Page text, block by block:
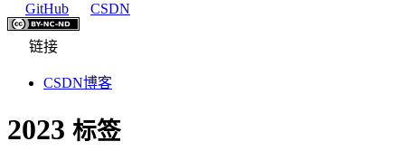
GitHub
CSDN
链接
CSDN博客
2023 标签